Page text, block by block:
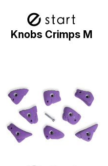
Knobs Crimps M